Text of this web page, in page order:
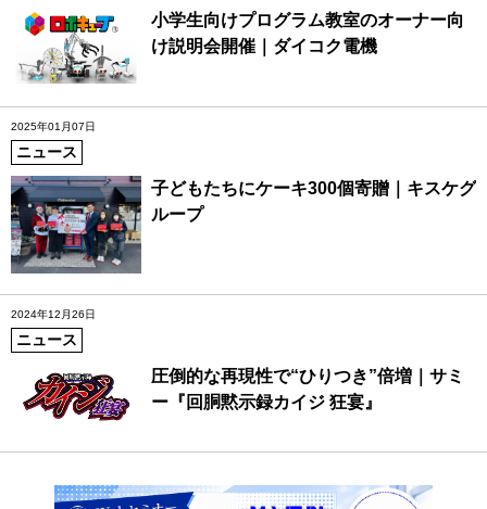
小学生向けプログラム教室のオーナー向
け説明会開催｜ダイコク電機
2025年01月07日
ニュース
子どもたちにケーキ300個寄贈｜キスケグ
ループ
2024年12月26日
ニュース
圧倒的な再現性で“ひりつき”倍増｜サミ
ー『回胴黙示録カイジ 狂宴』